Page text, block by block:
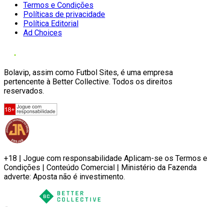
Termos e Condições
Políticas de privacidade
Política Editorial
Ad Choices
Bolavip, assim como Futbol Sites, é uma empresa
pertencente à Better Collective. Todos os direitos
reservados.
+18 | Jogue com responsabilidade Aplicam-se os Termos e
Condições | Conteúdo Comercial | Ministério da Fazenda
adverte: Aposta não é investimento.